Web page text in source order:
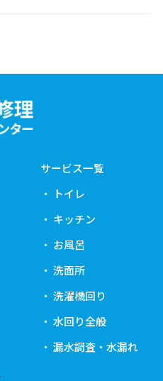
サービス一覧
トイレ
キッチン
お風呂
洗面所
洗濯機回り
水回り全般
漏水調査・水漏れ